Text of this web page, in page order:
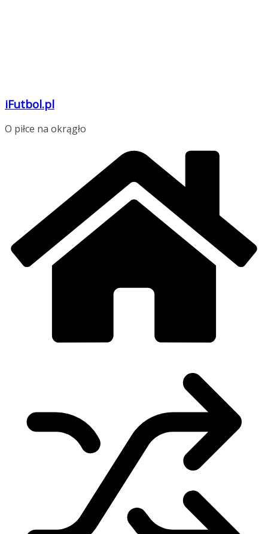
iFutbol.pl
O piłce na okrągło